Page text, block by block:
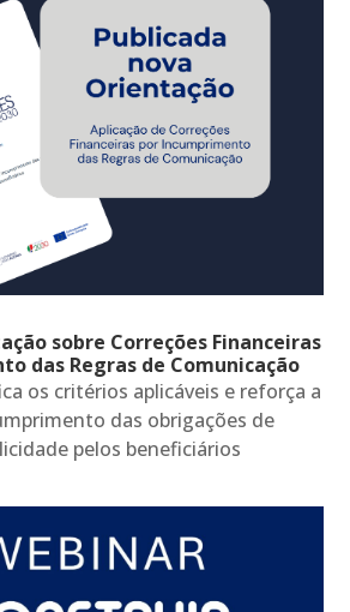
sobre Correções Financeiras
das Regras de Comunicação
os critérios aplicáveis e reforça a
das obrigações de
pelos beneficiários